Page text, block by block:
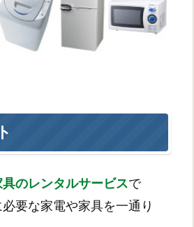
のレンタルサービスで
要な家電や家具を一通り